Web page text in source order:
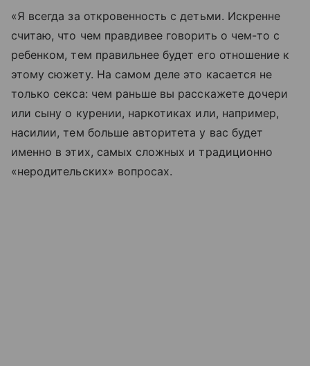
«Я всегда за откровенность с детьми. Искренне
считаю, что чем правдивее говорить о чем-то с
ребенком, тем правильнее будет его отношение к
этому сюжету. На самом деле это касается не
только секса: чем раньше вы расскажете дочери
или сыну о курении, наркотиках или, например,
насилии, тем больше авторитета у вас будет
именно в этих, самых сложных и традиционно
«неродительских» вопросах.